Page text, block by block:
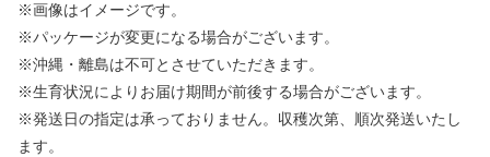
※画像はイメージです。
※パッケージが変更になる場合がございます。
※沖縄・離島は不可とさせていただきます。
※生育状況によりお届け期間が前後する場合がございます。
※発送日の指定は承っておりません。収穫次第、順次発送いたし
ます。